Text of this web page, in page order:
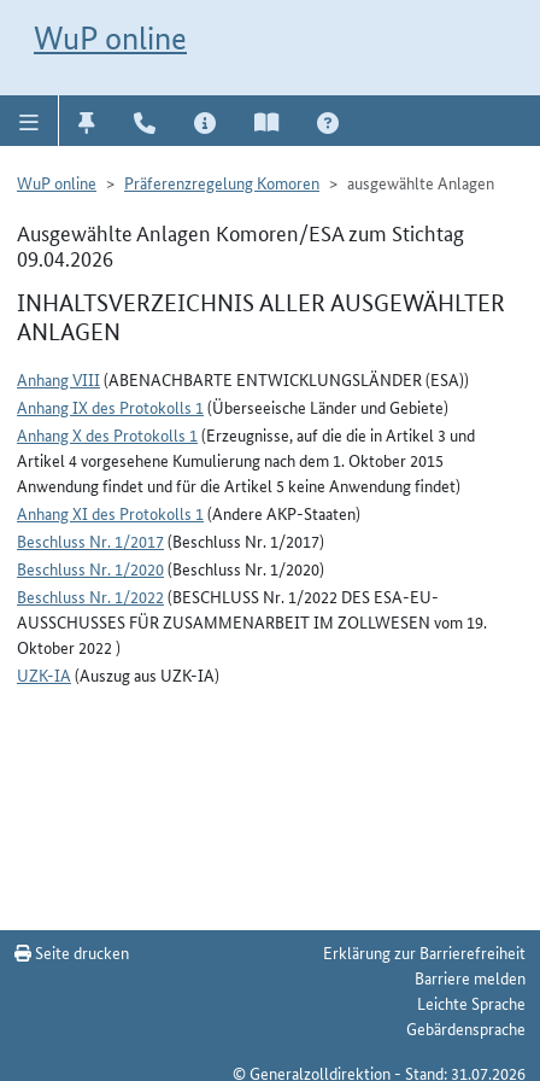
WuP online
WuP online Präferenzregelung Komoren ausgewählte Anlagen
Ausgewählte Anlagen Komoren/ESA zum Stichtag
09.04.2026
INHALTSVERZEICHNIS ALLER AUSGEWÄHLTER
ANLAGEN
Anhang VIII(ABENACHBARTE ENTWICKLUNGSLÄNDER (ESA))
Anhang IX des Protokolls 1(Überseeische Länder und Gebiete)
Anhang X des Protokolls 1(Erzeugnisse, auf die die in Artikel 3 und
Artikel 4 vorgesehene Kumulierung nach dem 1. Oktober 2015
Anwendung findet und für die Artikel 5 keine Anwendung findet)
Anhang XI des Protokolls 1(Andere AKP-Staaten)
Beschluss Nr. 1/2017(Beschluss Nr. 1/2017)
Beschluss Nr. 1/2020(Beschluss Nr. 1/2020)
Beschluss Nr. 1/2022 (BESCHLUSS Nr. 1/2022 DES ESA-EU-
AUSSCHUSSES FÜR ZUSAMMENARBEIT IM ZOLLWESEN vom 19.
Oktober 2022 )
UZK-IA(Auszug aus UZK-IA)
Seite drucken
Erklärung zur Barrierefreiheit
Barriere melden
Leichte Sprache
Gebärdensprache
© Generalzolldirektion - Stand: 31.07.2026